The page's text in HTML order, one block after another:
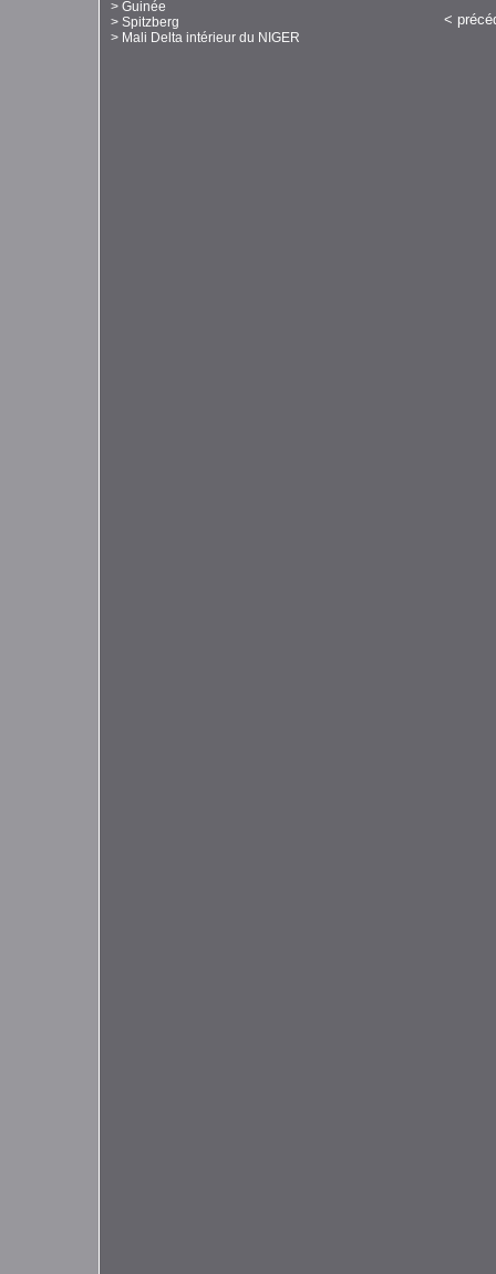
> Guinée
> Spitzberg
> Mali Delta intérieur du NIGER
<